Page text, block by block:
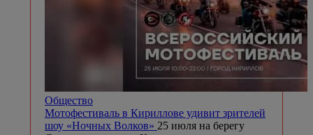
Общество
Мотофестиваль в Кириллове удивит зрителей
шоу «Ночных Волков» 25 июля на берегу